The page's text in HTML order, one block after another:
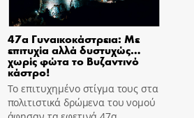
47α Γυναικοκάστρεια: Με
επιτυχία αλλά δυστυχώς…
χωρίς φώτα το Βυζαντινό
κάστρο!
Το επιτυχημένο στίγμα τους στα
πολιτιστικά δρώμενα του νομού